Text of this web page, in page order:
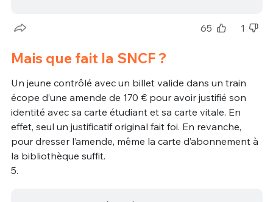
65 1
Mais que fait la SNCF ?
Un jeune contrôlé avec un billet valide dans un train
écope d’une amende de 170 € pour avoir justifié son
identité avec sa carte étudiant et sa carte vitale. En
effet, seul un justificatif original fait foi. En revanche,
pour dresser l’amende, même la carte d’abonnement à
la bibliothèque suffit.
5.